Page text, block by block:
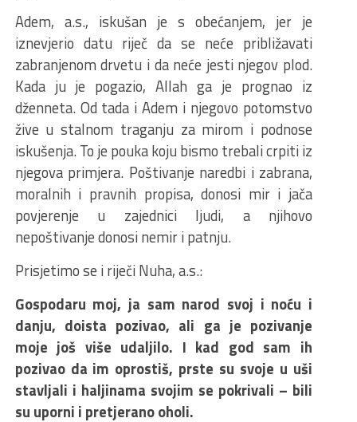
Adem, a.s., iskušan je s obećanjem, jer je
iznevjerio datu riječ da se neće približavati
zabranjenom drvetu i da neće jesti njegov plod.
Kada ju je pogazio, Allah ga je prognao iz
dženneta. Od tada i Adem i njegovo potomstvo
žive u stalnom traganju za mirom i podnose
iskušenja. To je pouka koju bismo trebali crpiti iz
njegova primjera. Poštivanje naredbi i zabrana,
moralnih i pravnih propisa, donosi mir i jača
povjerenje u zajednici ljudi, a njihovo
nepoštivanje donosi nemir i patnju.
Prisjetimo se i riječi Nuha, a.s.:
Gospodaru moj, ja sam narod svoj i noću i
danju, doista pozivao, ali ga je pozivanje
moje još više udaljilo. I kad god sam ih
pozivao da im oprostiš, prste su svoje u uši
stavljali i haljinama svojim se pokrivali – bili
su uporni i pretjerano oholi.